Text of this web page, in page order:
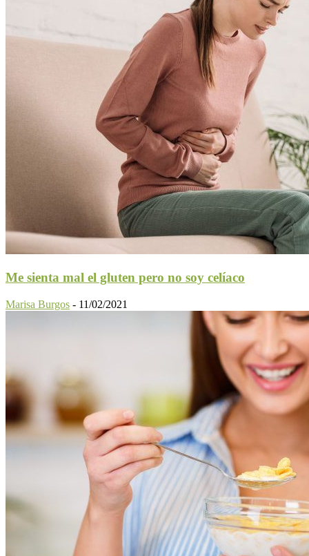
Me sienta mal el gluten pero no soy celíaco
Marisa Burgos - 11/02/2021